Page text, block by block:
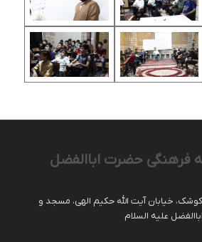
حضرت اباالفضل
خیابان آیت الله حکیم الهی، مسجد و
علیه السلام